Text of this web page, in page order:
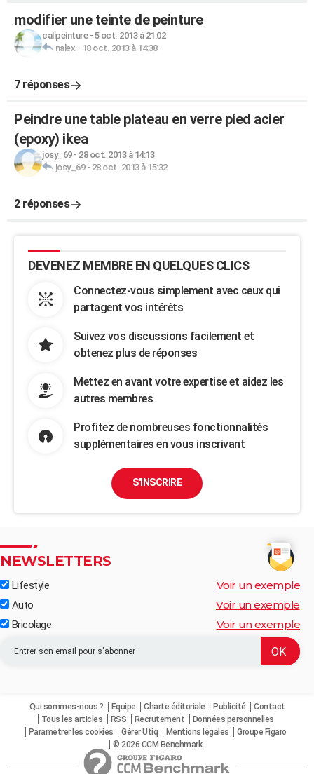
modifier une teinte de peinture
calipeinture- 5 oct. 2013 à 21:02
nalex - 18 oct. 2013 à 14:38
7 réponses
Peindre une table plateau en verre pied acier
(epoxy) ikea
josy_69- 28 oct. 2013 à 14:13
josy_69- 28 oct. 2013 à 15:32
2 réponses
DEVENEZ MEMBRE EN QUELQUES CLICS
Connectez-vous simplement avec ceux qui
partagent vos intérêts
Suivez vos discussions facilement et
obtenez plus de réponses
Mettez en avant votre expertise et aidez les
autres membres
Profitez de nombreuses fonctionnalités
supplémentaires en vous inscrivant
S'INSCRIRE
NEWSLETTERS
Lifestyle Voir un exemple
Auto Voir un exemple
Bricolage Voir un exemple
Qui sommes-nous ? Equipe Charte éditoriale Publicité
Contact
Tous les articles
RSS Recrutement
Données personnelles
Paramétrer les cookies
Gérer Utiq Mentions légales
Groupe Figaro
© 2026 CCM Benchmark